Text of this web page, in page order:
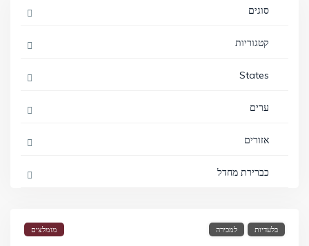
סוגים
קטגוריות
States
ערים
אזורים
כברירת מחדל
מומלצים למכירה בלעדיות